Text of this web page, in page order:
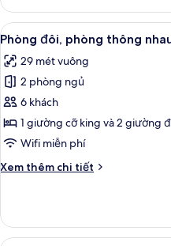
biển
(U)
Phòng
đôi,
2
phòng
ngủ,
quang
cảnh
biển
(U)
Xem
tất
cả
ảnh
Phòng
đôi,
phòng
nhau,
biển
2
Phòng đôi, phòng thông
29 mét vuông
2 phòng ngủ
6 khách
1 giường cỡ king và 2 giường
Wifi miễn phí
Xem thêm chi tiết
Chi
Phòng
đôi,